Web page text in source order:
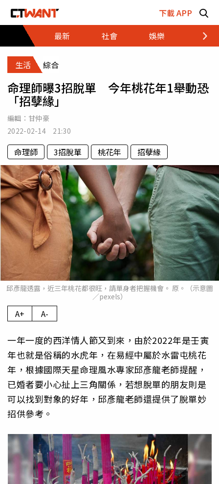
下載 APP
最新
社會 娛樂 財經
生活 綜合
命理師曝3招脫單 今年桃花年1舉動恐
「招孽緣」
編輯： 甘仲豪
2022-02-14 21:30
命理師 3招脫單 桃花年 招孽緣
邱彥龍透露，近三年桃花都很旺，請單身者把握機會。 原。（示意圖
／pexels）
A+ A-
一年一度的西洋情人節又到來，由於2022年是壬寅
年也就是俗稱的水虎年，在易經中屬於水雷屯桃花
年，根據國際天星命理風水專家邱彥龍老師提醒，
已婚者要小心扯上三角關係，若想脫單的朋友則是
可以找到對象的好年，邱彥龍老師還提供了脫單妙
招供參考。